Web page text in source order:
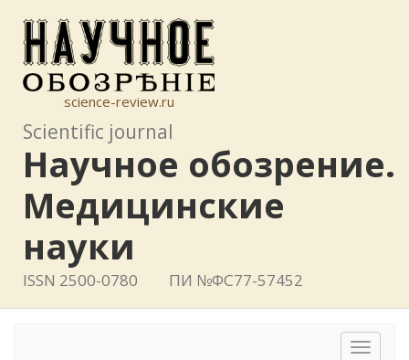
science-review.ru
Scientific journal
Научное обозрение.
Медицинские
науки
ISSN 2500-0780 ПИ №ФС77-57452
Toggle